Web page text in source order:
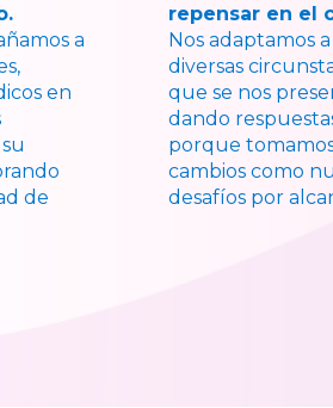
a
en
de
repensar en el
Nos adaptamos a
diversas
que se nos
dando
porque
cambios como
desafíos por